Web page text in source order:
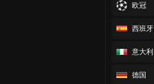
欧冠
西班牙
意大利
德国